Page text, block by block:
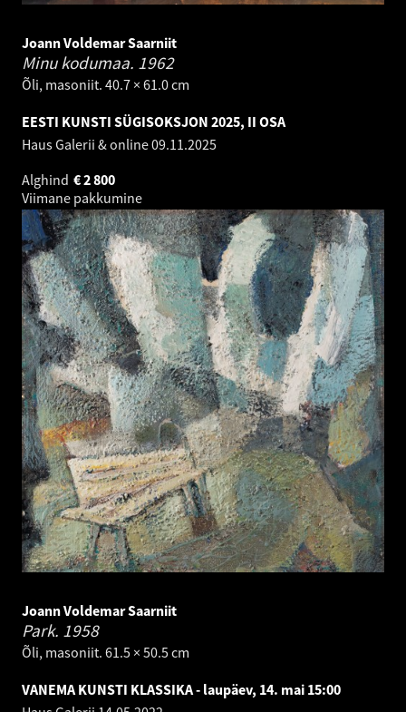
Joann Voldemar Saarniit
Minu kodumaa. 1962
Õli, masoniit. 40.7 × 61.0 cm
EESTI KUNSTI SÜGISOKSJON 2025, II OSA
Haus Galerii & online09.11.2025
Alghind
2 800
€
Viimane pakkumine
Joann Voldemar Saarniit
Park. 1958
Õli, masoniit. 61.5 × 50.5 cm
VANEMA KUNSTI KLASSIKA - laupäev, 14. mai 15:00